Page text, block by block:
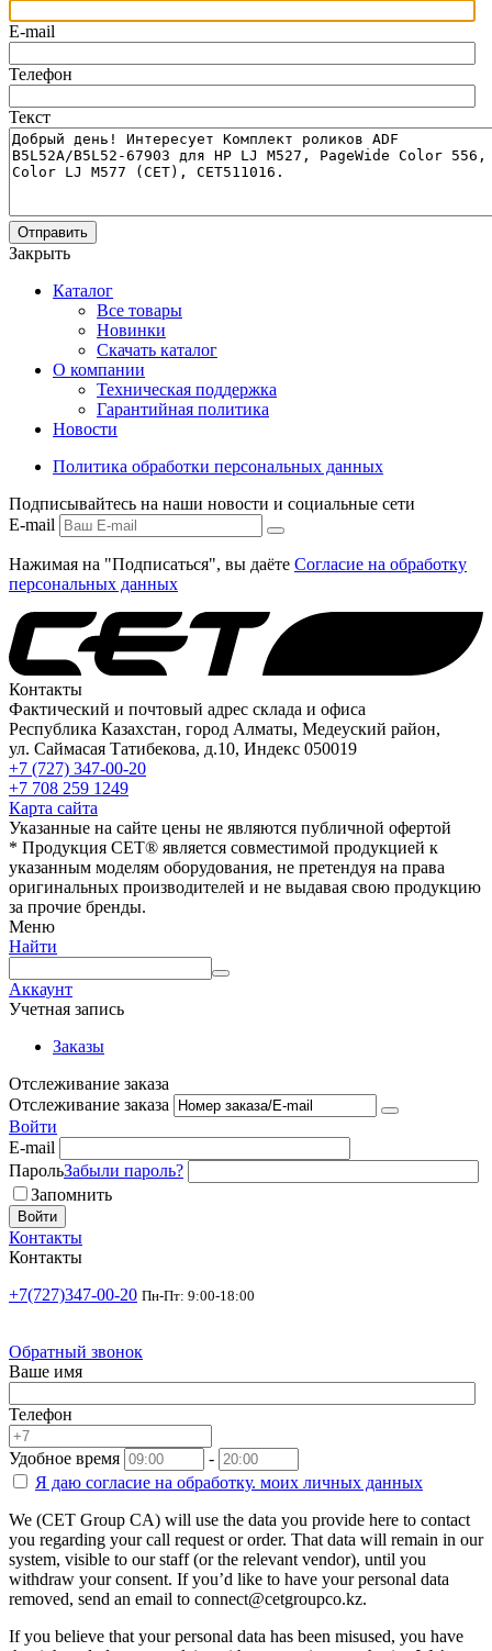
E-mail
Телефон
Текст
Отправить
Закрыть
Каталог
Все товары
Новинки
Скачать каталог
О компании
Техническая поддержка
Гарантийная политика
Новости
Политика обработки персональных данных
Подписывайтесь на наши новости и социальные сети
E-mail
Нажимая на "Подписаться", вы даёте Согласие на обработку
персональных данных
Контакты
Фактический и почтовый адрес склада и офиса
Республика Казахстан, город Алматы, Медеуский район,
ул. Саймасая Татибекова, д.10, Индекс 050019
+7 (727) 347-00-20
+7 708 259 1249
Карта сайта
Указанные на сайте цены не являются публичной офертой
* Продукция СЕТ® является совместимой продукцией к
указанным моделям оборудования, не претендуя на права
оригинальных производителей и не выдавая свою продукцию
за прочие бренды.
Меню
Найти
Аккаунт
Учетная запись
Заказы
Отслеживание заказа
Отслеживание заказа
Войти
E-mail
ПарольЗабыли пароль?
Запомнить
Войти
Контакты
Контакты
+7(727)347-00-20 Пн-Пт: 9:00-18:00
Обратный звонок
Ваше имя
Телефон
Удобное время
-
Я даю согласие на обработку. моих личных данных
We (CET Group CA) will use the data you provide here to contact
you regarding your call request or order. That data will remain in our
system, visible to our staff (or the relevant vendor), until you
withdraw your consent. If you’d like to have your personal data
removed, send an email to connect@cetgroupco.kz.
If you believe that your personal data has been misused, you have